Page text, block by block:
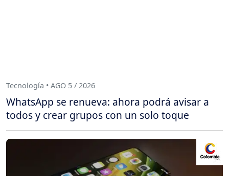
Tecnología • AGO 5 / 2026
WhatsApp se renueva: ahora podrá avisar a
todos y crear grupos con un solo toque